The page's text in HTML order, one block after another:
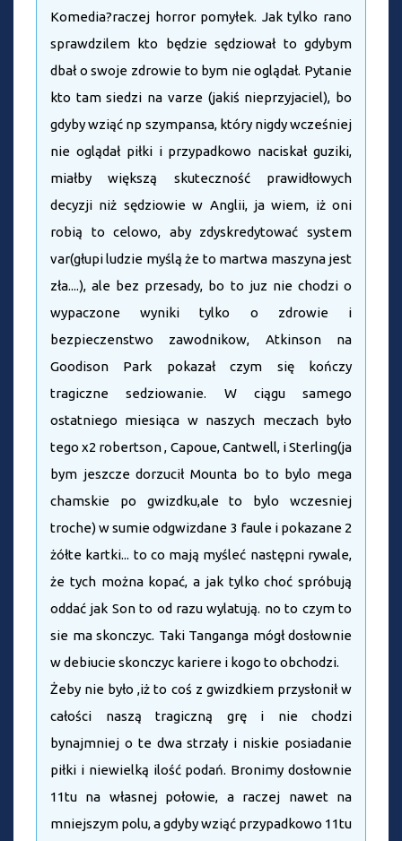
Komedia?raczej horror pomyłek. Jak tylko rano
sprawdzilem kto będzie sędziował to gdybym
dbał o swoje zdrowie to bym nie oglądał. Pytanie
kto tam siedzi na varze (jakiś nieprzyjaciel), bo
gdyby wziąć np szympansa, który nigdy wcześniej
nie oglądał piłki i przypadkowo naciskał guziki,
miałby większą skuteczność prawidłowych
decyzji niż sędziowie w Anglii, ja wiem, iż oni
robią to celowo, aby zdyskredytować system
var(głupi ludzie myślą że to martwa maszyna jest
zła....), ale bez przesady, bo to juz nie chodzi o
wypaczone wyniki tylko o zdrowie i
bezpieczenstwo zawodnikow, Atkinson na
Goodison Park pokazał czym się kończy
tragiczne sedziowanie. W ciągu samego
ostatniego miesiąca w naszych meczach było
tego x2 robertson , Capoue, Cantwell, i Sterling(ja
bym jeszcze dorzucił Mounta bo to bylo mega
chamskie po gwizdku,ale to bylo wczesniej
troche) w sumie odgwizdane 3 faule i pokazane 2
żółte kartki... to co mają myśleć następni rywale,
że tych można kopać, a jak tylko choć spróbują
oddać jak Son to od razu wylatują. no to czym to
sie ma skonczyc. Taki Tanganga mógł dosłownie
w debiucie skonczyc kariere i kogo to obchodzi.
Żeby nie było ,iż to coś z gwizdkiem przysłonił w
całości naszą tragiczną grę i nie chodzi
bynajmniej o te dwa strzały i niskie posiadanie
piłki i niewielką ilość podań. Bronimy dosłownie
11tu na własnej połowie, a raczej nawet na
mniejszym polu, a gdyby wziąć przypadkowo 11tu